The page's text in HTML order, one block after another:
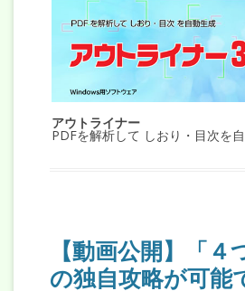
アウトライナー
PDFを解析して しおり・目次を
【動画公開】「
の独自攻略が可能